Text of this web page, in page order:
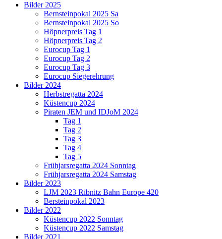
Bilder 2025
Bernsteinpokal 2025 Sa
Bernsteinpokal 2025 So
Höpnerpreis Tag 1
Höpnerpreis Tag 2
Eurocup Tag 1
Eurocup Tag 2
Eurocup Tag 3
Eurocup Siegerehrung
Bilder 2024
Herbstregatta 2024
Küstencup 2024
Piraten JEM und IDJoM 2024
Tag 1
Tag 2
Tag 3
Tag 4
Tag 5
Frühjarsregatta 2024 Sonntag
Frühjarsregatta 2024 Samstag
Bilder 2023
LJM 2023 Ribnitz Bahn Europe 420
Bersteinpokal 2023
Bilder 2022
Küstencup 2022 Sonntag
Küstencup 2022 Samstag
Bilder 2021